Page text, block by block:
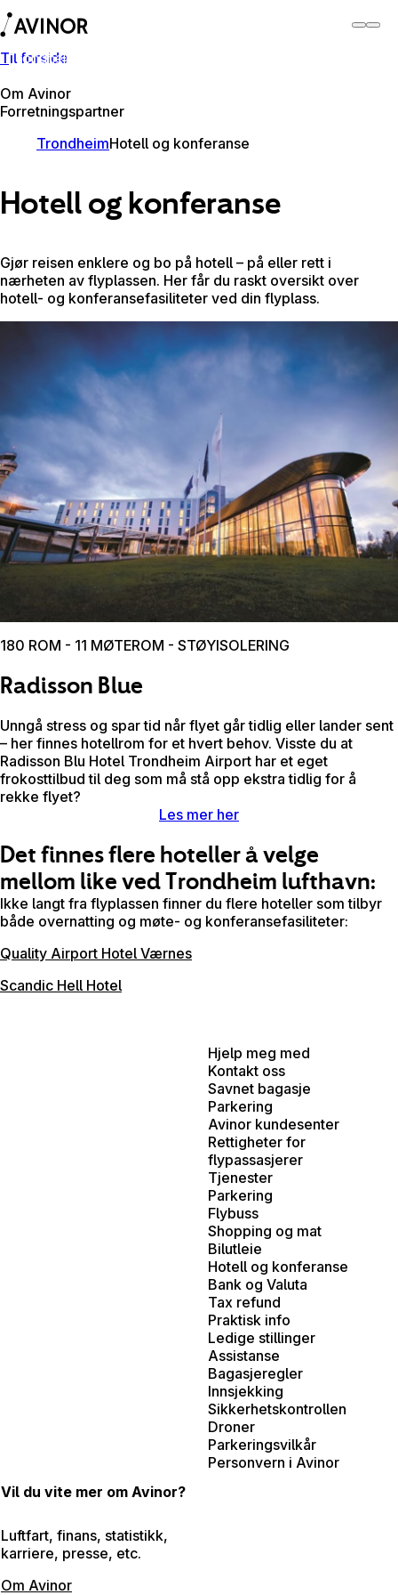
Til forside
Om Avinor
Forretningspartner
Trondheim lufthavn
TrondheimHotell og konferanse
Hotell og konferanse
Gjør reisen enklere og bo på hotell – på eller rett i
nærheten av flyplassen. Her får du raskt oversikt over
hotell- og konferansefasiliteter ved din flyplass.
180 ROM - 11 MØTEROM - STØYISOLERING
Radisson Blue
Unngå stress og spar tid når flyet går tidlig eller lander sent
– her finnes hotellrom for et hvert behov. Visste du at
Radisson Blu Hotel Trondheim Airport har et eget
frokosttilbud til deg som må stå opp ekstra tidlig for å
rekke flyet?
Les mer her
Det finnes flere hoteller å velge
mellom like ved Trondheim lufthavn:
Ikke langt fra flyplassen finner du flere hoteller som tilbyr
både overnatting og møte- og konferansefasiliteter:
Quality Airport Hotel Værnes
Scandic Hell Hotel
Hjelp meg med
Kontakt oss
Savnet bagasje
Parkering
Avinor kundesenter
Rettigheter for
flypassasjerer
Tjenester
Parkering
Flybuss
Shopping og mat
Bilutleie
Hotell og konferanse
Bank og Valuta
Tax refund
Praktisk info
Ledige stillinger
Assistanse
Bagasjeregler
Innsjekking
Sikkerhetskontrollen
Droner
Parkeringsvilkår
Personvern i Avinor
Vil du vite mer om Avinor?
Luftfart, finans, statistikk,
karriere, presse, etc.
Om Avinor